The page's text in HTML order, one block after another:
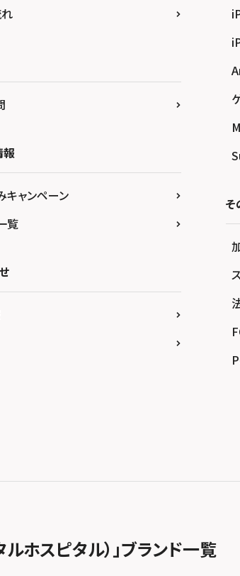
報
キャンペーン
覧
そ
ルホスピタル）」ブランド一覧